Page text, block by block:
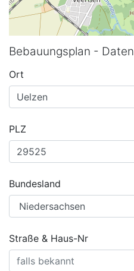
Bebauungsplan - Daten
Ort
PLZ
Bundesland
Straße & Haus-Nr